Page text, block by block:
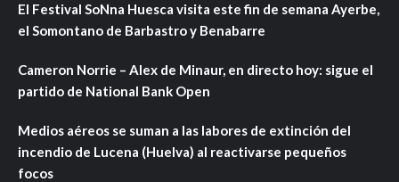
El Festival SoNna Huesca visita este fin de semana Ayerbe,
el Somontano de Barbastro y Benabarre
Cameron Norrie – Alex de Minaur, en directo hoy: sigue el
partido de National Bank Open
Medios aéreos se suman a las labores de extinción del
incendio de Lucena (Huelva) al reactivarse pequeños
focos